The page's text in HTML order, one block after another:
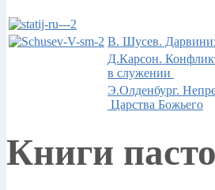
В. Шусев.
Д.Карсон.
в служении
Э.Олденбург.
Царства Божьего
Книги